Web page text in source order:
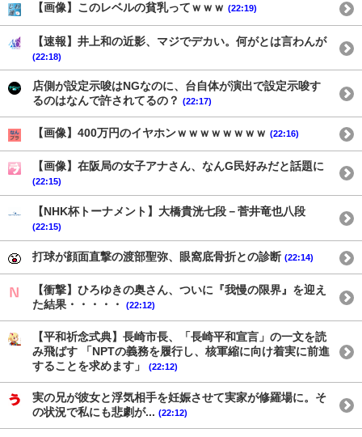
【画像】このレベルの貧乳ってｗｗｗ (22:19)
【速報】井上和の近影、マジでデカい。何がとは言わんが
(22:18)
店側が設定示唆はNGなのに、台自体が演出で設定示唆す
るのはなんで許されてるの？ (22:17)
【画像】400万円のイヤホンｗｗｗｗｗｗｗｗ (22:16)
【画像】在阪局の女子アナさん、なんG民好みだと話題に
(22:15)
【NHK杯トーナメント】大橋貴洸七段－菅井竜也八段
(22:15)
打球が顔面直撃の渡部聖弥、眼窩底骨折との診断 (22:14)
【衝撃】ひろゆきの奥さん、ついに『我慢の限界』を迎え
た結果・・・・・
(22:12)
【平和祈念式典】長崎市長、「長崎平和宣言」の一文を読
み飛ばす 「NPTの義務を履行し、核軍縮に向け着実に前進
することを求めます」
(22:12)
実の兄が彼女と浮気相手を妊娠させて実家が修羅場に。そ
の状況で私にも悲劇が... (22:12)